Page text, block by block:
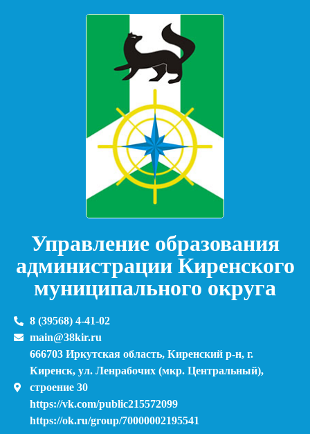
Управление образования
администрации Киренского
муниципального округа
8 (39568) 4-41-02
main@38kir.ru
666703 Иркутская область, Киренский р-н, г.
Киренск, ул. Ленрабочих (мкр. Центральный),
строение 30
https://vk.com/public215572099
https://ok.ru/group/70000002195541